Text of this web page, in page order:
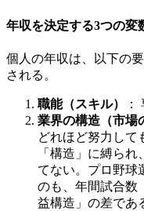
年収を決定する3つの変
個人の年収は、以下の
される。
職能（スキル）
業界の構造（市場
どれほど努力して
「構造」に縛ら
てない。プロ野球
のも、年間試合数
益構造」の差であ